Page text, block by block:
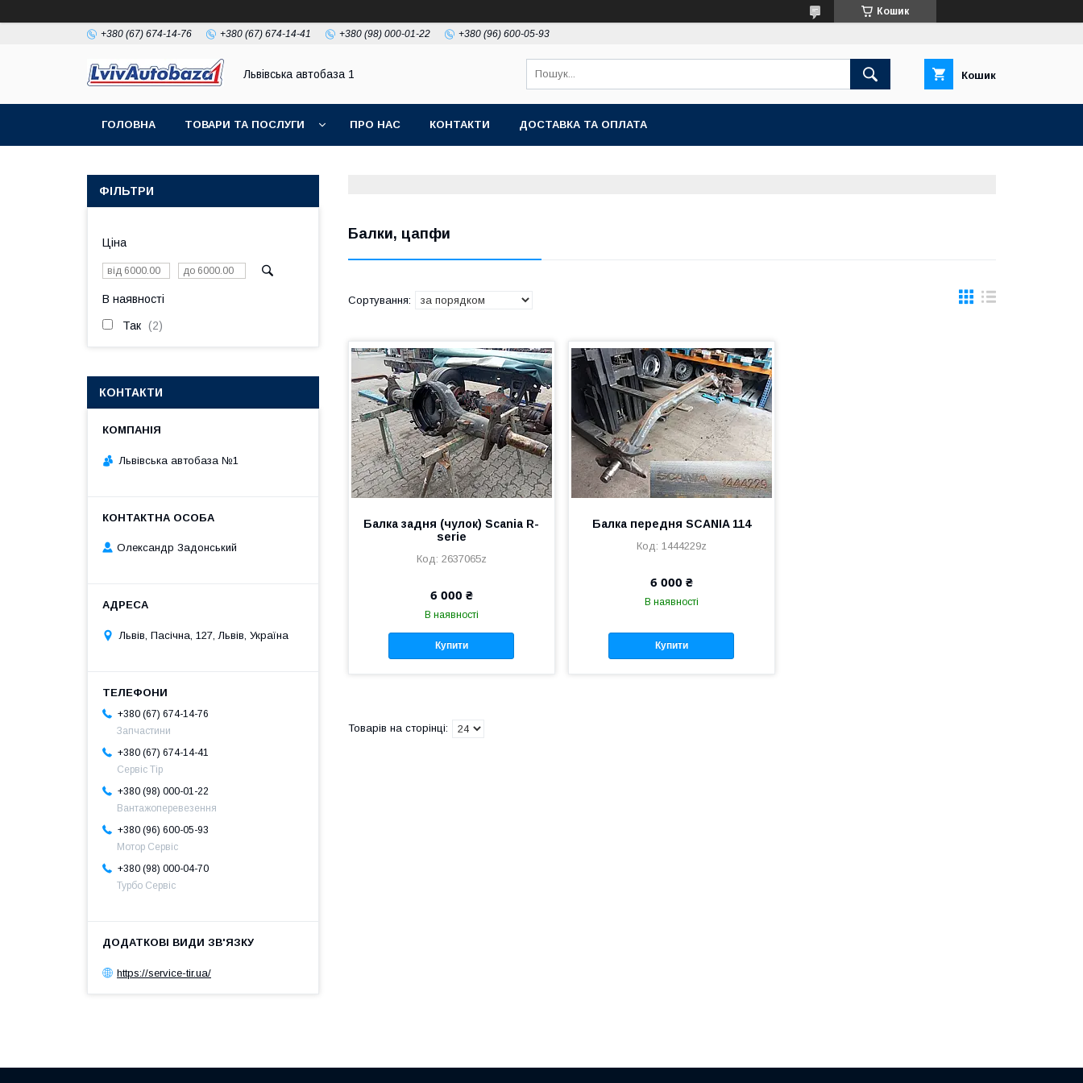
Кошик
+380 (67) 674-14-76 +380 (67) 674-14-41 +380 (98) 000-01-22 +380 (96) 600-05-93
Львівська автобаза 1 Кошик
ГОЛОВНА ТОВАРИ ТА ПОСЛУГИ ПРО НАС КОНТАКТИ ДОСТАВКА ТА ОПЛАТА
Балки, цапфи
Балка задня (чулок) Scania R-
serie
2637065z
6 000 ₴
В наявності
Купити
Балка передня SCANIA 114
1444229z
6 000 ₴
В наявності
Купити
ФІЛЬТРИ
Ціна
В наявності
Так 2
КОНТАКТИ
Львівська автобаза №1
Олександр Задонський
Львів, Пасічна, 127, Львів, Україна
+380 (67) 674-14-76
Запчастини
+380 (67) 674-14-41
Сервіс Тір
+380 (98) 000-01-22
Вантажоперевезення
+380 (96) 600-05-93
Мотор Сервіс
+380 (98) 000-04-70
Турбо Сервіс
https://service-tir.ua/